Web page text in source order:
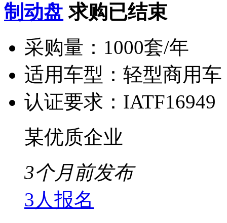
制动盘 求购已结束
采购量： 1000套/年
适用车型： 轻型商用
认证要求： IATF16949
某优质企业
3个月前发布
3人报名